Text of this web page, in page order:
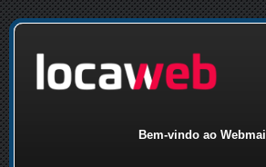
Bem-vindo ao Webmail